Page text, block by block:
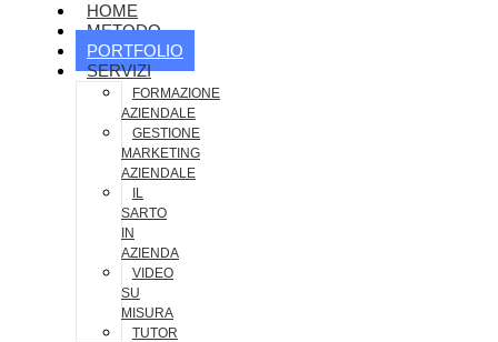
HOME
METODO
PORTFOLIO
SERVIZI
FORMAZIONE
AZIENDALE
GESTIONE
MARKETING
AZIENDALE
IL
SARTO
IN
AZIENDA
VIDEO
SU
MISURA
TUTOR